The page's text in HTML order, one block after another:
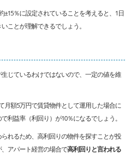
±15％に設定されていることを考えると、1日
ことが理解できるでしょう。
じているわけではないので、一定の値を維
月額5万円で賃貸物件として運用した場合に
利益率（利回り）が10％になるでしょう。
れるため、高利回りの物件を探すことが投
アパート経営の場合で高利回りと言われる